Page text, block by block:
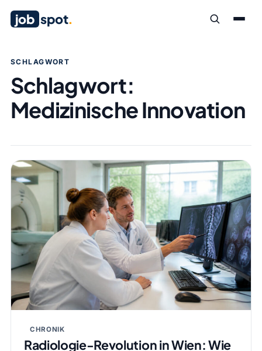
job spot.
SCHLAGWORT
Schlagwort:
Medizinische Innovation
CHRONIK
Radiologie-Revolution in Wien: Wie